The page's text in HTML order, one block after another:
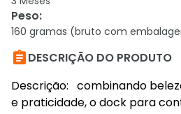
Peso:
160 gramas (bruto com
DESCRIÇÃO DO PRODUTO
Descrição: combinando
e praticidade, o dock para